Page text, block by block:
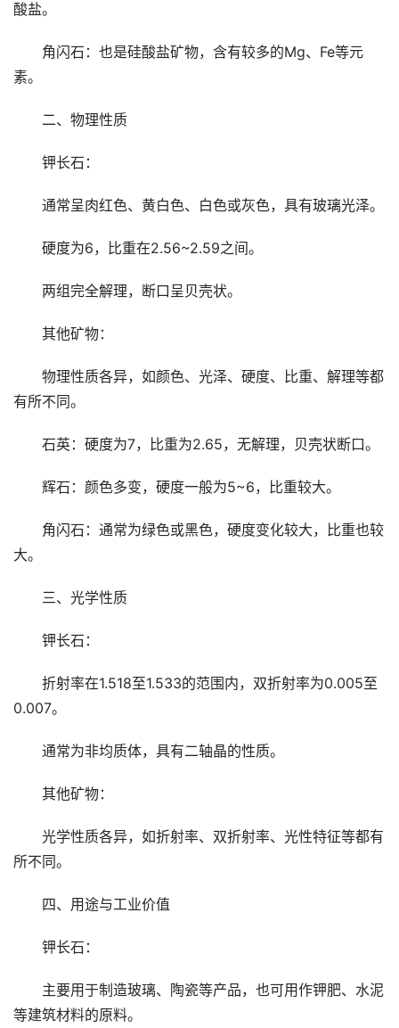
酸盐。
角闪石：也是硅酸盐矿物，含有较多的Mg、Fe等元
素。
二、物理性质
钾长石：
通常呈肉红色、黄白色、白色或灰色，具有玻璃光泽。
硬度为6，比重在2.56~2.59之间。
两组完全解理，断口呈贝壳状。
其他矿物：
物理性质各异，如颜色、光泽、硬度、比重、解理等都
有所不同。
石英：硬度为7，比重为2.65，无解理，贝壳状断口。
辉石：颜色多变，硬度一般为5~6，比重较大。
角闪石：通常为绿色或黑色，硬度变化较大，比重也较
大。
三、光学性质
钾长石：
折射率在1.518至1.533的范围内，双折射率为0.005至
0.007。
通常为非均质体，具有二轴晶的性质。
其他矿物：
光学性质各异，如折射率、双折射率、光性特征等都有
所不同。
四、用途与工业价值
钾长石：
主要用于制造玻璃、陶瓷等产品，也可用作钾肥、水泥
等建筑材料的原料。